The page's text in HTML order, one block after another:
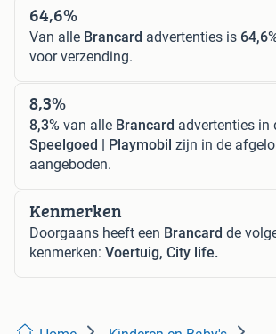
64,6%
Van alle Brancard advertenties is
voor verzending.
8,3%
8,3% van alle Brancard advertenties in
Speelgoed | Playmobil zijn in de
aangeboden.
Kenmerken
Doorgaans heeft een Brancard de
kenmerken: Voertuig, City life.